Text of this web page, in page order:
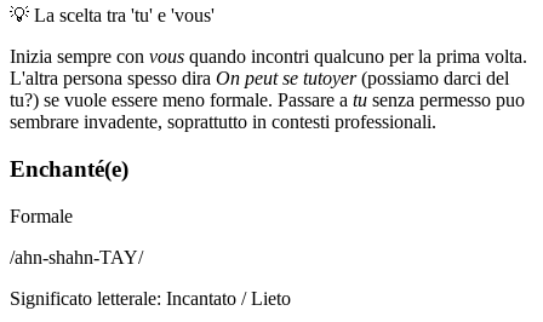
💡 La scelta tra 'tu' e 'vous'
Inizia sempre con vous quando incontri qualcuno per la prima volta.
L'altra persona spesso dira On peut se tutoyer(possiamo darci del
tu?) se vuole essere meno formale. Passare a tu senza permesso puo
sembrare invadente, soprattutto in contesti professionali.
Enchanté(e)
Formale
/ahn-shahn-TAY/
Significato letterale: Incantato / Lieto